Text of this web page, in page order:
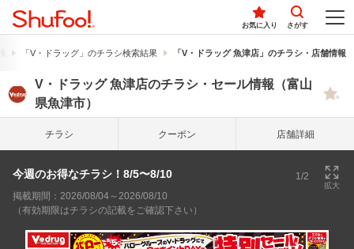
お気に入り さがす
「V・ドラッグ」のチラシ検索結果 「V・ドラッグ 魚津店」のチラシ・店舗情報
V・ドラッグ 魚津店のチラシ・セール情報（富山
県魚津市）
チラシ クーポン 店舗詳細
今週のお得なチラシ！8/5〜8/10 1/2
拡大
掲載期間：2026/08/04～2026/08/10
（有効期限はチラシの記載をご確認下さい）